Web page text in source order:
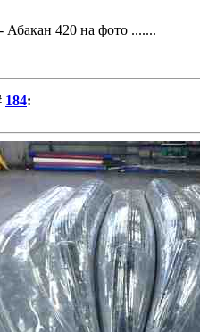
Абакан 420 на фото .......
184: